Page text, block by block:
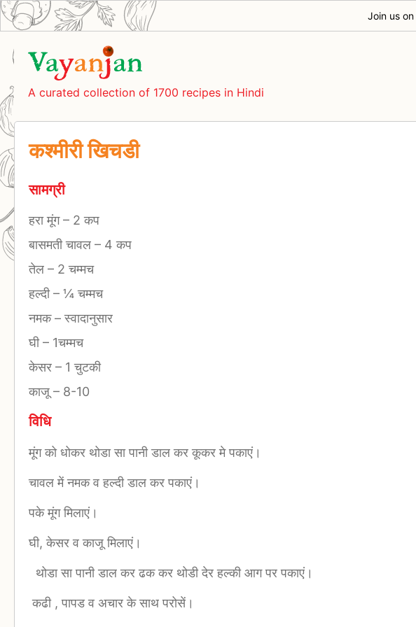
Join us on
A curated collection of 1700 recipes in Hindi
कश्मीरी खिचडी
सामग्री
हरा मूंग– 2 कप
बासमती चावल – 4 कप
तेल – 2 चम्मच
हल्दी– ¼ चम्मच
नमक–स्वादानुसार
घी– 1चम्मच
केसर – 1 चुटकी
काजू – 8-10
विधि
मूंग को धोकर थोडा सा पानी डाल कर कूकर मे पकाएं।
चावल में नमक व हल्दी डाल कर पकाएं।
पके मूंग मिलाएं।
घी, केसर व काजू मिलाएं।
थोडा सा पानी डाल कर ढक कर थोडी देर हल्की आग पर पकाएं।
कढी , पापड व अचार के साथ परोसें।